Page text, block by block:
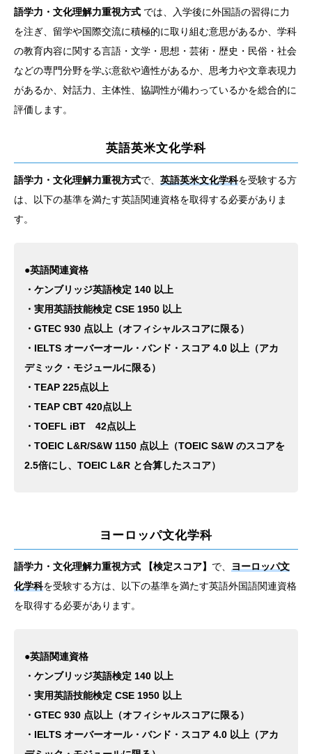
語学力・文化理解力重視方式 では、入学後に外国語の習得に力
を注ぎ、留学や国際交流に積極的に取り組む意思があるか、学科
の教育内容に関する言語・文学・思想・芸術・歴史・民俗・社会
などの専門分野を学ぶ意欲や適性があるか、思考力や文章表現力
があるか、対話力、主体性、協調性が備わっているかを総合的に
評価します。
英語英米文化学科
語学力・文化理解力重視方式で、 英語英米文化学科を受験する方
は、以下の基準を満たす英語関連資格を取得する必要がありま
す。
●英語関連資格
・ケンブリッジ英語検定 140 以上
・実用英語技能検定 CSE 1950 以上
・GTEC 930 点以上（オフィシャルスコアに限る）
・IELTS オーバーオール・バンド・スコア 4.0 以上（アカ
デミック・モジュールに限る）
・TEAP 225点以上
・TEAP CBT 420点以上
・TOEFL iBT 42点以上
・TOEIC L&R/S&W 1150 点以上（TOEIC S&W のスコアを
2.5倍にし、TOEIC L&R と合算したスコア）
ヨーロッパ文化学科
語学力・文化理解力重視方式 【検定スコア】 で、
ヨーロッパ文
化学科を受験する方は、以下の基準を満たす英語外国語関連資格
を取得する必要があります。
●英語関連資格
・ケンブリッジ英語検定 140 以上
・実用英語技能検定 CSE 1950 以上
・GTEC 930 点以上（オフィシャルスコアに限る）
・IELTS オーバーオール・バンド・スコア 4.0 以上（アカ